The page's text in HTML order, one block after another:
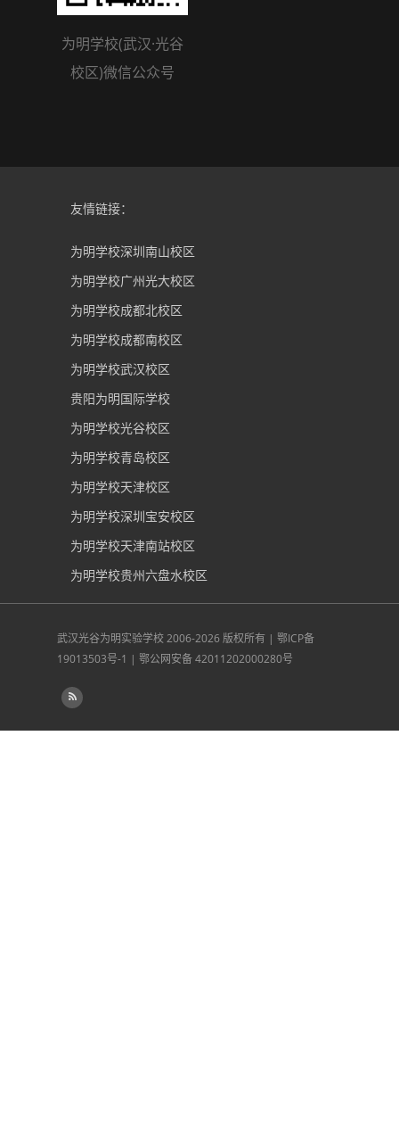
为明学校(武汉·光谷
校区)微信公众号
友情链接：
为明学校深圳南山校区
为明学校广州光大校区
为明学校成都北校区
为明学校成都南校区
为明学校武汉校区
贵阳为明国际学校
为明学校光谷校区
为明学校青岛校区
为明学校天津校区
为明学校深圳宝安校区
为明学校天津南站校区
为明学校贵州六盘水校区
武汉光谷为明实验学校2006-2026 版权所有 | 鄂ICP备
19013503号-1 | 鄂公网安备 42011202000280号